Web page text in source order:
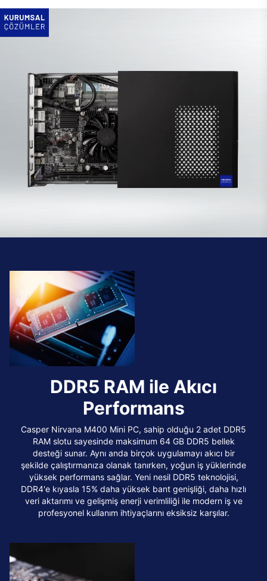
DDR5 RAM ile Akıcı
Performans
Casper Nirvana M400 Mini PC, sahip olduğu 2 adet DDR5
RAM slotu sayesinde maksimum 64 GB DDR5 bellek
desteği sunar. Aynı anda birçok uygulamayı akıcı bir
şekilde çalıştırmanıza olanak tanırken, yoğun iş yüklerinde
yüksek performans sağlar. Yeni nesil DDR5 teknolojisi,
DDR4'e kıyasla 15% daha yüksek bant genişliği, daha hızlı
veri aktarımı ve gelişmiş enerji verimliliği ile modern iş ve
profesyonel kullanım ihtiyaçlarını eksiksiz karşılar.